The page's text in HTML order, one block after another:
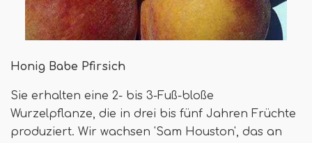
Honig Babe Pfirsich
Sie erhalten eine 2- bis 3-Fuß-bloße
Wurzelpflanze, die in drei bis fünf Jahren Früchte
produziert. Wir wachsen 'Sam Houston', das an